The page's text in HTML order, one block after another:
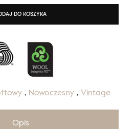
, Nowoczesny , Vintage
DO KOSZYKA
Opis